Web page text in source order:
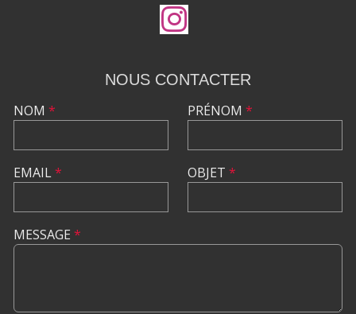
NOUS CONTACTER
NOM *
EMAIL*
PRÉNOM *
OBJET *
MESSAGE *